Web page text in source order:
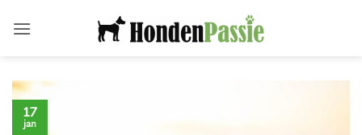
naar
17
jan